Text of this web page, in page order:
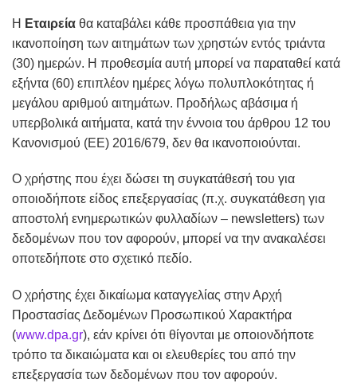
Η Εταιρεία θα καταβάλει κάθε προσπάθεια για την
ικανοποίηση των αιτημάτων των χρηστών εντός τριάντα
(30) ημερών. Η προθεσμία αυτή μπορεί να παραταθεί κατά
εξήντα (60) επιπλέον ημέρες λόγω πολυπλοκότητας ή
μεγάλου αριθμού αιτημάτων. Προδήλως αβάσιμα ή
υπερβολικά αιτήματα, κατά την έννοια του άρθρου 12 του
Κανονισμού (ΕΕ) 2016/679, δεν θα ικανοποιούνται.
Ο χρήστης που έχει δώσει τη συγκατάθεσή του για
οποιοδήποτε είδος επεξεργασίας (π.χ. συγκατάθεση για
αποστολή ενημερωτικών φυλλαδίων – newsletters) των
δεδομένων που τον αφορούν, μπορεί να την ανακαλέσει
οποτεδήποτε στο σχετικό πεδίο.
Ο χρήστης έχει δικαίωμα καταγγελίας στην Αρχή
Προστασίας Δεδομένων Προσωπικού Χαρακτήρα
(www.dpa.gr), εάν κρίνει ότι θίγονται με οποιονδήποτε
τρόπο τα δικαιώματα και οι ελευθερίες του από την
επεξεργασία των δεδομένων που τον αφορούν.